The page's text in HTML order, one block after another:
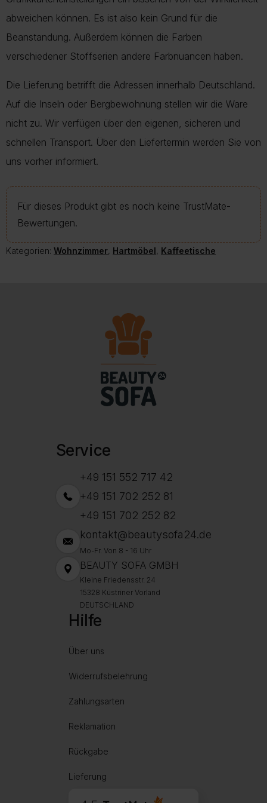
abweichen können. Es ist also kein Grund für die
Beanstandung. Außerdem können die Farben
verschiedener Stoffserien andere Farbnuancen haben.
Die Lieferung betrifft die Adressen innerhalb Deutschland.
Auf die Inseln oder Bergbewohnung stellen wir die Ware
nicht zu. Wir verfügen über den eigenen, sicheren und
schnellen Transport. Über den Liefertermin werden Sie von
uns vorher informiert.
Für dieses Produkt gibt es noch keine TrustMate-
Bewertungen.
Kategorien: Wohnzimmer, Hartmöbel, Kaffeetische
Service
+49 151 552 717 42
+49 151 702 252 81
+49 151 702 252 82
kontakt@beautysofa24.de
Mo-Fr. Von 8 - 16 Uhr
BEAUTY SOFA GMBH
Kleine Friedensstr. 24
15328 Küstriner Vorland
DEUTSCHLAND
Hilfe
Über uns
Widerrufsbelehrung
Zahlungsarten
Reklamation
Rückgabe
Lieferung